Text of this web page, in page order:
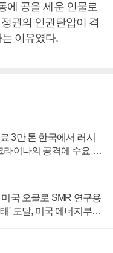
에 공을 세운 인물로
권의 인권탄압이 격
이유였다.
3만 톤 한국에서 러시
라이나의 공격에 수요 늘
국 오클로 SMR 연구용
' 도달, 미국 에너지부